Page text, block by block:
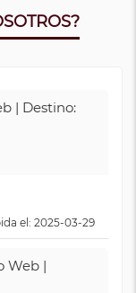
| Destino:
el: 2025-03-29
Web |